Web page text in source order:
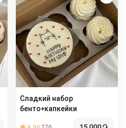
Сладкий набор
бенто+капкейки